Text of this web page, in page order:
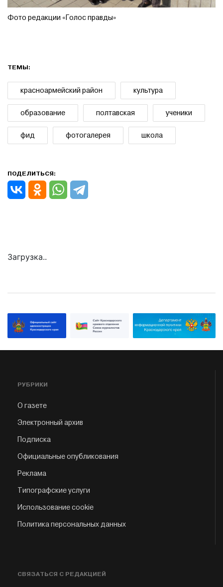
Фото редакции «Голос правды»
ТЕМЫ:
красноармейский район культура
образование полтавская ученики
фид фотогалерея школа
ПОДЕЛИТЬСЯ:
Загрузка..
РУБРИКИ
О газете
Электронный архив
Подписка
Официальные опубликования
Реклама
Типографские услуги
Использование cookie
Политика персональных данных
СВЯЗАТЬСЯ С РЕДАКЦИЕЙ